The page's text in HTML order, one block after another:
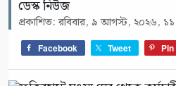
ডেস্ক নিউজ
প্রকাশিত: রবিবার, ৯ আগস্ট, ২০২৬,
Facebook Tweet Pin